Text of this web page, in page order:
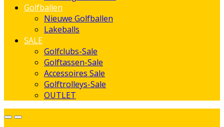
Golfballen
Nieuwe Golfballen
Lakeballs
SALE
Golfclubs-Sale
Golftassen-Sale
Accessoires Sale
Golftrolleys-Sale
OUTLET